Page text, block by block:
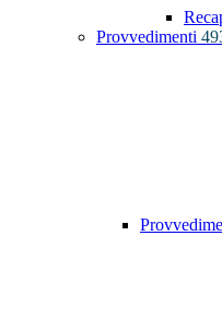
Provvedimenti